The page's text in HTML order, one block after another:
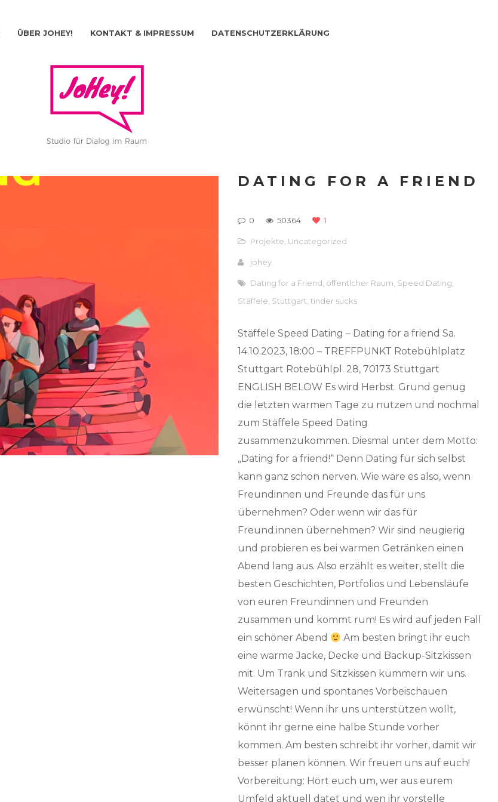
ÜBER JOHEY! KONTAKT & IMPRESSUM DATENSCHUTZERKLÄRUNG
DATING FOR A FRIEND
0 50364 1
Projekte Uncategorized
johey
Dating for a Friend öffentlcher Raum Speed Dating
Stäffele Stuttgart ,tinder sucks
Stäffele Speed Dating – Dating for a friend Sa.
14.10.2023, 18:00 – TREFFPUNKT Rotebühlplatz
Stuttgart Rotebühlpl. 28, 70173 Stuttgart
ENGLISH BELOW Es wird Herbst. Grund genug
die letzten warmen Tage zu nutzen und nochmal
zum Stäffele Speed Dating
zusammenzukommen. Diesmal unter dem Motto:
„Dating for a friend!“ Denn Dating für sich selbst
kann ganz schön nerven. Wie wäre es also, wenn
Freundinnen und Freunde das für uns
übernehmen? Oder wenn wir das für
Freund:innen übernehmen? Wir sind neugierig
und probieren es bei warmen Getränken einen
Abend lang aus. Also erzählt es weiter, stellt die
besten Geschichten, Portfolios und Lebensläufe
von euren Freundinnen und Freunden
zusammen und kommt rum! Es wird auf jeden Fall
ein schöner Abend
Am besten bringt ihr euch
eine warme Jacke, Decke und Backup-Sitzkissen
mit. Um Trank und Sitzkissen kümmern wir uns.
Weitersagen und spontanes Vorbeischauen
erwünscht! Wenn ihr uns unterstützen wollt,
könnt ihr gerne eine halbe Stunde vorher
kommen. Am besten schreibt ihr vorher, damit wir
besser planen können. Wir freuen uns auf euch!
Vorbereitung: Hört euch um, wer aus eurem
Umfeld aktuell datet und wen ihr vorstelle